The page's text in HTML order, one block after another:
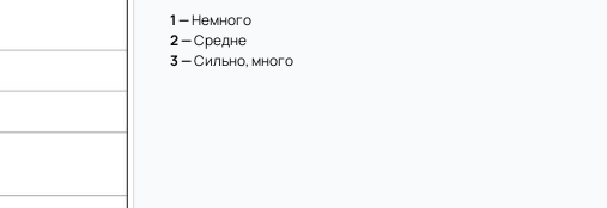
1 —Немного
2 —Средне
3 —Сильно, много